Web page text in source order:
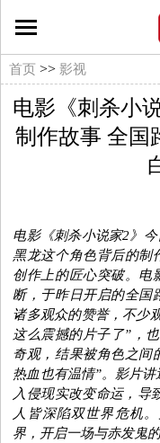
国
际
文
文
娱
影
视
首页 >> 影视
电影《刺杀小
制作故事 全国
电影《刺杀小说家2》今
黑龙这个角色背后的制
创作上的匠心突破。 电
断，于昨日开启的全国
诸多观众的赞誉，不少
这么震撼的片子了”，
奇观，结果被角色之间
热血也有温情”。影片讲
入侵现实改变命运， 导
人皆深陷双世界危机
界， 开启一场与赤发鬼